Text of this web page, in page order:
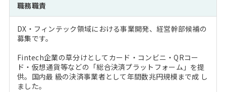
職務職責
DX・フィンテック領域における事業開発、経営幹部候補の
募集です。
Fintech企業の草分けとしてカード・コンビニ・QRコー
ド・仮想通貨等などの「総合決済プラットフォーム」を提
供。国内最 級の決済事業者として年間数兆円規模まで成 し
ました。